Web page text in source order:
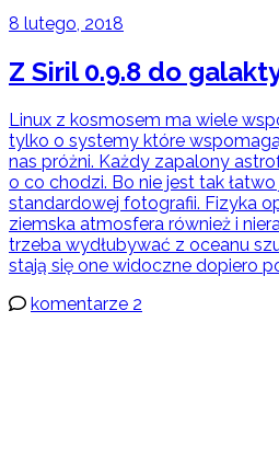
8 lutego, 2018
Z Siril 0.9.8 do
Linux z kosmosem ma wiele
tylko o systemy które
nas próżni. Każdy zapalony
o co chodzi. Bo nie jest tak
standardowej fotografii. Fizyka
ziemska atmosfera również i
trzeba wydłubywać z oceanu
stają się one widoczne dopiero
komentarze 2